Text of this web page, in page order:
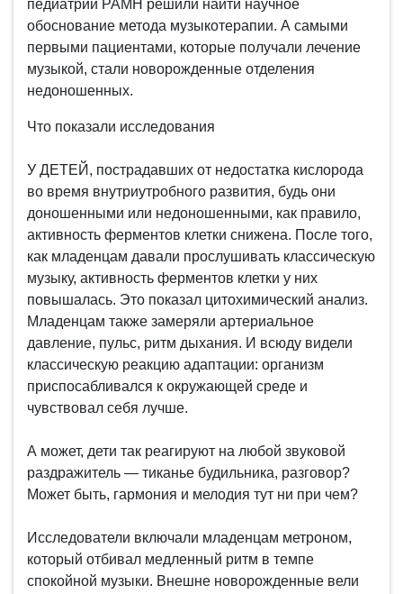
педиатрии РАМН решили найти научное
обоснование метода музыкотерапии. А самыми
первыми пациентами, которые получали лечение
музыкой, стали новорожденные отделения
недоношенных.
Что показали исследования
У ДЕТЕЙ, пострадавших от недостатка кислорода
во время внутриутробного развития, будь они
доношенными или недоношенными, как правило,
активность ферментов клетки снижена. После того,
как младенцам давали прослушивать классическую
музыку, активность ферментов клетки у них
повышалась. Это показал цитохимический анализ.
Младенцам также замеряли артериальное
давление, пульс, ритм дыхания. И всюду видели
классическую реакцию адаптации: организм
приспосабливался к окружающей среде и
чувствовал себя лучше.
А может, дети так реагируют на любой звуковой
раздражитель — тиканье будильника, разговор?
Может быть, гармония и мелодия тут ни при чем?
Исследователи включали младенцам метроном,
который отбивал медленный ритм в темпе
спокойной музыки. Внешне новорожденные вели